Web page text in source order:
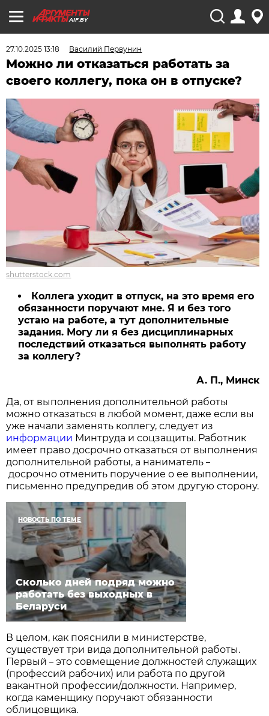
AIF.BY
27.10.2025 13:18 Василий Первунин
Можно ли отказаться работать за
своего коллегу, пока он в отпуске?
shutterstock.com
Коллега уходит в отпуск, на это время его
обязанности поручают мне. Я и без того
устаю на работе, а тут дополнительные
задания. Могу ли я без дисциплинарных
последствий отказаться выполнять работу
за коллегу?
А. П., Минск
Да, от выполнения дополнительной работы
можно отказаться в любой момент, даже если вы
уже начали заменять коллегу, следует из
информации Минтруда и соцзащиты. Работник
имеет право досрочно отказаться от выполнения
дополнительной работы, а наниматель–
досрочно отменить поручение о ее выполнении,
письменно предупредив об этом другую сторону.
НОВОСТЬ ПО ТЕМЕ
Сколько дней подряд можно
работать без выходных в
Беларуси
В целом, как пояснили в министерстве,
существует три вида дополнительной работы.
Первый– это совмещение должностей служащих
(профессий рабочих) или работа по другой
вакантной профессии/должности. Например,
когда каменщику поручают обязанности
облицовщика.